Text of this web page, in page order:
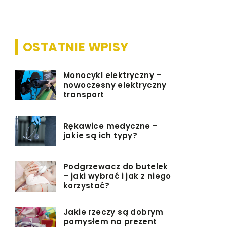
OSTATNIE WPISY
Monocykl elektryczny –
nowoczesny elektryczny
transport
Rękawice medyczne –
jakie są ich typy?
Podgrzewacz do butelek
– jaki wybrać i jak z niego
korzystać?
Jakie rzeczy są dobrym
pomysłem na prezent